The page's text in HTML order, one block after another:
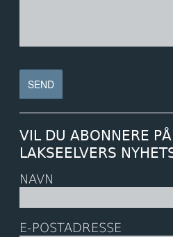
VIL DU ABONNERE
LAKSEELVERS
NAVN
E-POSTADRESSE